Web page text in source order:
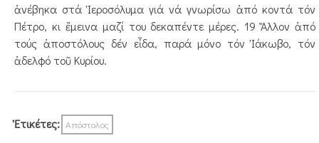
ἀνέβηκα στά Ἱεροσόλυμα γιά νά γνωρίσω ἀπό κοντά τόν
Πέτρο, κι ἔμεινα μαζί του δε­­καπέντε μέρες. 19 Ἄλλον ἀπό
τούς ἀποστόλους δέν εἶδα, παρά μόνο τόν Ἰάκωβο, τόν
ἀδελφό τοῦ Κυρίου.
Ἐτικέτες: Απόστολος